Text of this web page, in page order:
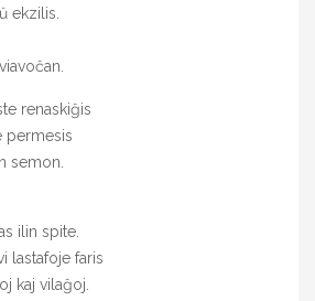
ekzilis.
renaskiĝis
permesis
semon.
ilin spite.
lastafoje faris
kaj vilaĝoj.